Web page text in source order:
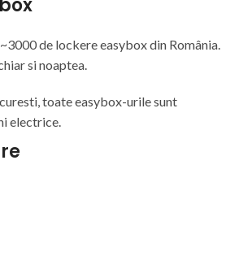
de lockere easybox din România.
si noaptea.
toate easybox-urile sunt
electrice.